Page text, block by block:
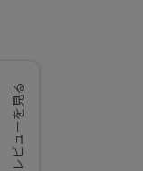
レビューを見る